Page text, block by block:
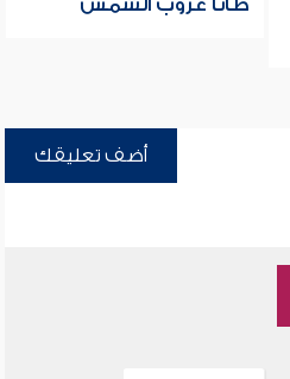
ظاناً غروب الشمس
أضف تعليقك